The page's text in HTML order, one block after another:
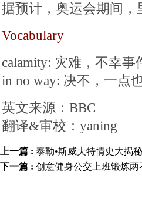
据预计，奥运会期间
Vocabulary
calamity: 灾难，不幸事
in no way: 决不，一点
英文来源：BBC
翻译&审校：yaning
上一篇 : 泰勒•斯威夫特情史大揭秘
下一篇 : 创意健身公交上班锻炼两